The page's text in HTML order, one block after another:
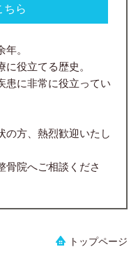
ちら
。
役立てる歴史。
患に非常に役立ってい
方、熱烈歓迎いたし
骨院へご相談くださ
トップページ